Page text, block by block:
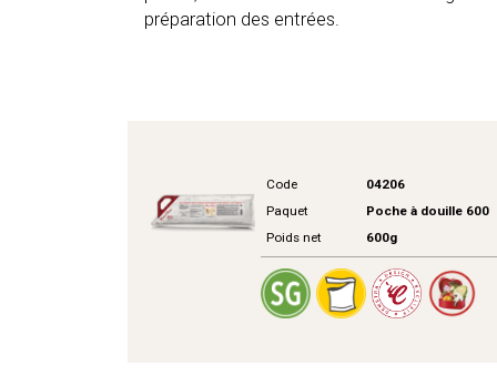
préparation des entrées.
Code
04206
Paquet
Poche à douille 600
Poids net
600g